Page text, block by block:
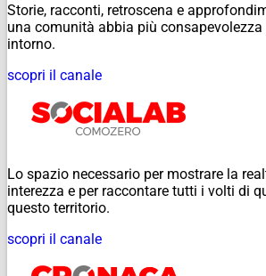
Storie, racconti, retroscena e
una comunità abbia più
intorno.
scopri il canale
Lo spazio necessario per mostrare la
interezza e per raccontare tutti i volti di
questo territorio.
scopri il canale